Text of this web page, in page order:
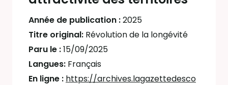
Année de publication :2025
Titre original: Révolution de la longévité
Paru le :15/09/2025
Langues: Français
En ligne : https://archives.lagazettedesco